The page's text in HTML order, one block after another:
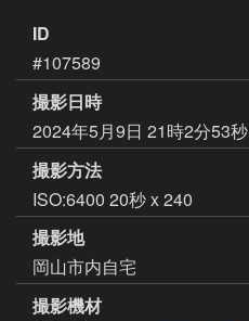
ID
#107589
撮影日時
2024年5月9日 21時2分53秒
撮影方法
ISO:6400 20秒 x 240
撮影地
岡山市内自宅
撮影機材